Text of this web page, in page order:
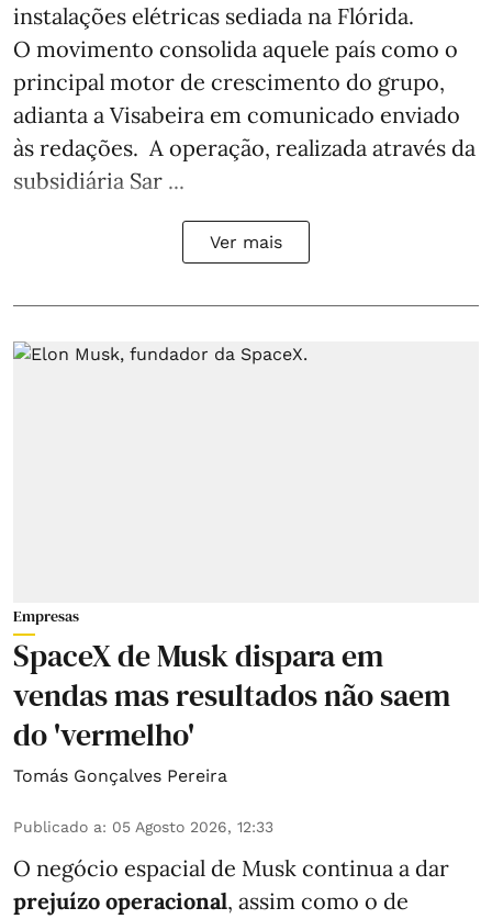
instalações elétricas sediada na Flórida.
O movimento consolida aquele país como o
principal motor de crescimento do grupo,
adianta a Visabeira em comunicado enviado
às redações. A operação, realizada através da
subsidiária Sar ...
Ver mais
Empresas
SpaceX de Musk dispara em
vendas mas resultados não saem
do 'vermelho'
Tomás Gonçalves Pereira
Publicado a: 05 Agosto 2026, 12:33
O negócio espacial de Musk continua a dar
prejuízo operacional, assim como o de